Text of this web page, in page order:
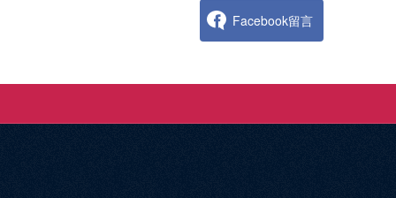
Facebook留言